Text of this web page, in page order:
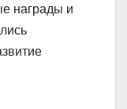
награды и